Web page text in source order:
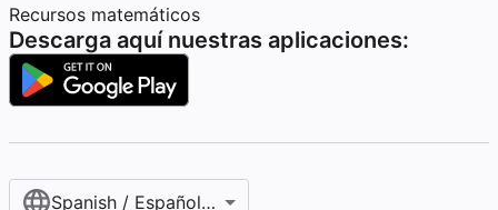
Recursos matemáticos
Descarga aquí nuestras aplicaciones:
Spanish / Español (internacional)